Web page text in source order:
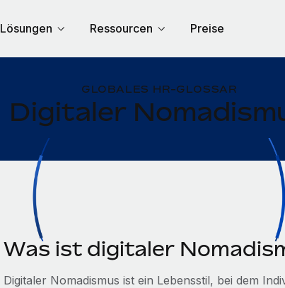
Lösungen Ressourcen Preise
GLOBALES HR-GLOSSAR
Digitaler
Was ist digitaler
Digitaler Nomadismus ist ein Lebensstil, bei dem